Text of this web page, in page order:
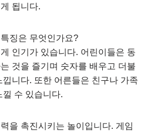
됩니다.
징은 무엇인가요?
인기가 있습니다. 어린이들은 동
것을 즐기며 숫자를 배우고 더불
니다. 또한 어른들은 친구나 가족
수 있습니다.
을 촉진시키는 놀이입니다. 게임